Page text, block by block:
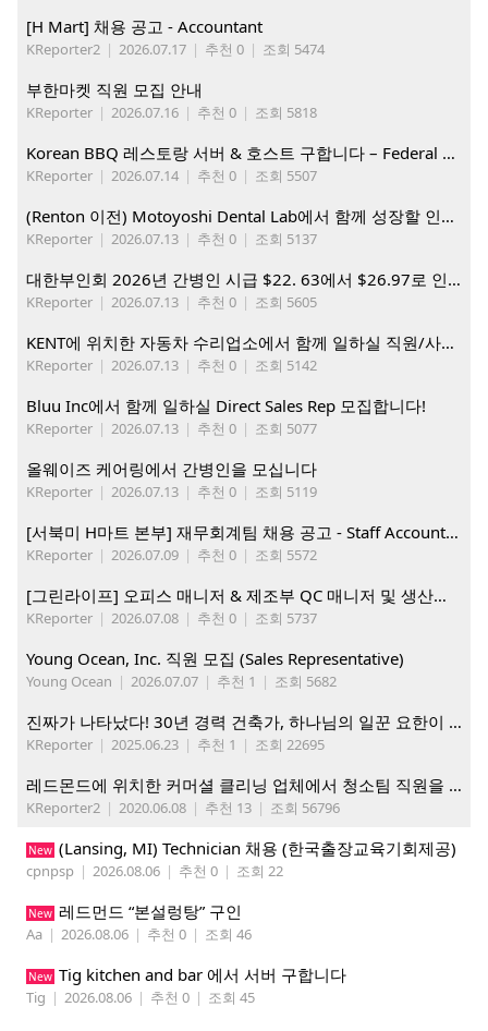
[H Mart] 채용 공고 - Accountant
KReporter2 | 2026.07.17 | 추천 0 | 조회 5474
부한마켓 직원 모집 안내
KReporter | 2026.07.16 | 추천 0 | 조회 5818
Korean BBQ 레스토랑 서버 & 호스트 구합니다 – Federal Way & Tacoma $45-$60/hr (server), $21-23/hr (Host)
KReporter | 2026.07.14 | 추천 0 | 조회 5507
(Renton 이전) Motoyoshi Dental Lab에서 함께 성장할 인재를 모십니다.
KReporter | 2026.07.13 | 추천 0 | 조회 5137
대한부인회 2026년 간병인 시급 $22. 63에서 $26.97로 인상. 지금 간병인들을 모집합니다
KReporter | 2026.07.13 | 추천 0 | 조회 5605
KENT에 위치한 자동차 수리업소에서 함께 일하실 직원/사무직원 구합니다.
KReporter | 2026.07.13 | 추천 0 | 조회 5142
Bluu Inc에서 함께 일하실 Direct Sales Rep 모집합니다!
KReporter | 2026.07.13 | 추천 0 | 조회 5077
올웨이즈 케어링에서 간병인을 모십니다
KReporter | 2026.07.13 | 추천 0 | 조회 5119
[서북미 H마트 본부] 재무회계팀 채용 공고 - Staff Accountant
KReporter | 2026.07.09 | 추천 0 | 조회 5572
[그린라이프] 오피스 매니저 & 제조부 QC 매니저 및 생산직, 웨어하우스 직원 모집
KReporter | 2026.07.08 | 추천 0 | 조회 5737
Young Ocean, Inc. 직원 모집 (Sales Representative)
Young Ocean | 2026.07.07 | 추천 1 | 조회 5682
진짜가 나타났다! 30년 경력 건축가, 하나님의 일꾼 요한이 책임 시공합니다.
KReporter | 2025.06.23 | 추천 1 | 조회 22695
레드몬드에 위치한 커머셜 클리닝 업체에서 청소팀 직원을 모집합니다.
KReporter2 | 2020.06.08 | 추천 13 | 조회 56796
New (Lansing, MI) Technician 채용 (한국출장교육기회제공)
cpnpsp | 2026.08.06 | 추천 0 | 조회 22
New 레드먼드 “본설렁탕” 구인
Aa | 2026.08.06 | 추천 0 | 조회 46
New Tig kitchen and bar 에서 서버 구합니다
Tig | 2026.08.06 | 추천 0 | 조회 45